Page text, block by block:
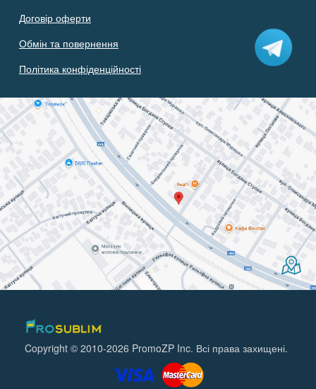
Договір оферти
Обмін та повернення
Політика конфіденційності
Copyright © 2010-2026 PromoZP Inc. Всі права захищені.